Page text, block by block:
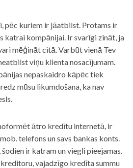
pēc kuriem ir jāatbilst. Protams ir
katrai kompānijai. Ir svarīgi zināt, ja
mēģināt citā. Varbūt vienā Tev
viņu klienta nosacījumam.
nepaskaidro kāpēc tiek
mūsu likumdošana, ka nav
ātro kredītu internetā, ir
telefons un savs bankas konts.
ir katram un viegli pieejamas.
vajadzīgo kredīta summu